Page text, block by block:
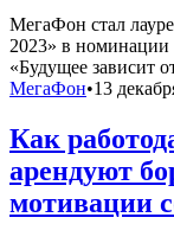
МегаФон стал
2023» в номинации
«Будущее зависит
МегаФон•13
Как
арендуют
мотивации